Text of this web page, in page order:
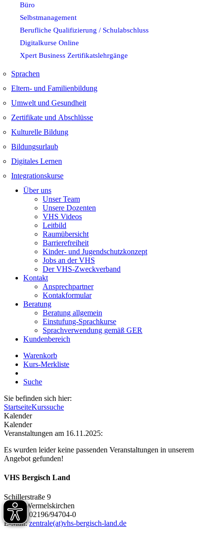
Büro
Selbstmanagement
Berufliche Qualifizierung / Schulabschluss
Digitalkurse Online
Xpert Business Zertifikatslehrgänge
Sprachen
Eltern- und Familienbildung
Umwelt und Gesundheit
Zertifikate und Abschlüsse
Kulturelle Bildung
Bildungsurlaub
Digitales Lernen
Integrationskurse
Über uns
Unser Team
Unsere Dozenten
VHS Videos
Leitbild
Raumübersicht
Barrierefreiheit
Kinder- und Jugendschutzkonzept
Jobs an der VHS
Der VHS-Zweckverband
Kontakt
Ansprechpartner
Kontakformular
Beratung
Beratung allgemein
Einstufung-Sprachkurse
Sprachverwendung gemäß GER
Kundenbereich
Warenkorb
Kurs-Merkliste
Suche
Sie befinden sich hier:
StartseiteKurssuche
Kalender
Kalender
Veranstaltungen am 16.11.2025:
Es wurden leider keine passenden Veranstaltungen in unserem
Angebot gefunden!
VHS Bergisch Land
Schillerstraße 9
42929 Wermelskirchen
Telefon 02196/94704-0
E-Mail:zentrale(at)vhs-bergisch-land.de